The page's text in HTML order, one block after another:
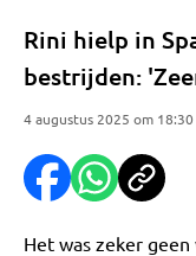
Rini hielp in
bestrijden:
4 augustus 2025 om
Het was zeker